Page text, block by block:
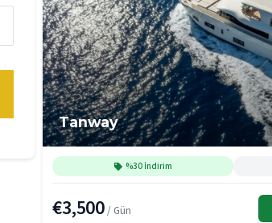
Tanway
%30 İndirim
€3,500 / Gün